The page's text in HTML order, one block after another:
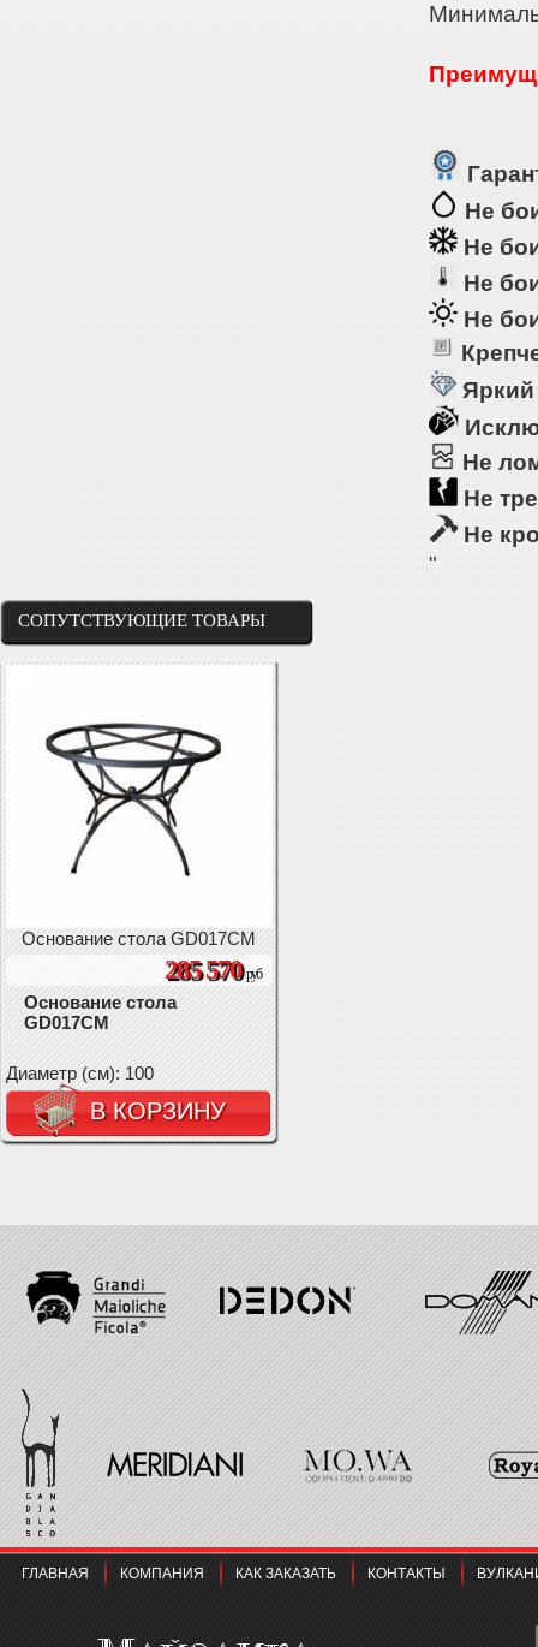
Не
Не
Не
Не
Не
Не
Не
"
СОПУТСТВУЮЩИЕ ТОВАРЫ
Основание стола GD017CM
285 570руб
Основание стола
GD017CM
Диаметр (см): 100
В КОРЗИНУ
ГЛАВНАЯ КОМПАНИЯ КАК ЗАКАЗАТЬ КОНТАКТЫ